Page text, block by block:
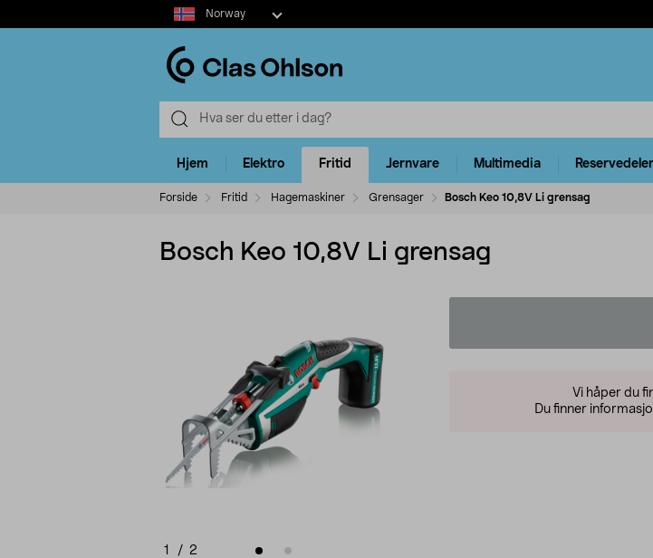
Select
market
Norway
Hjem Elektro Fritid Jernvare Multimedia Reservedeler
Forside Fritid Hagemaskiner Grensager Bosch Keo 10,8V Li grensag
Bosch Keo 10,8V Li grensag
1 / 2
Vi håper du
Du finner